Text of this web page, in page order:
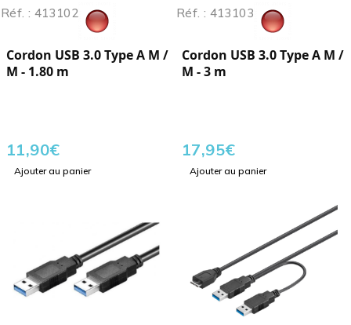
Réf. : 413102
Cordon USB 3.0 Type A M /
M - 1.80 m
11,90€
Ajouter au panier
Réf. : 413103
Cordon USB 3.0 Type A M /
M - 3 m
17,95€
Ajouter au panier